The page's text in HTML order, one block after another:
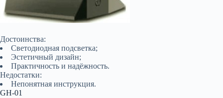
Достоинства:
Светодиодная подсветка;
Эстетичный дизайн;
Практичность и надёжность.
Недостатки:
Непонятная инструкция.
GH-01